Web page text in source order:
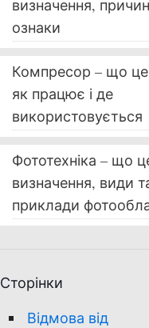
визначення,
ознаки
Компресор – що це
як працює і де
використовується
Фототехніка – що
визначення, види
приклади
Сторінки
Відмова від